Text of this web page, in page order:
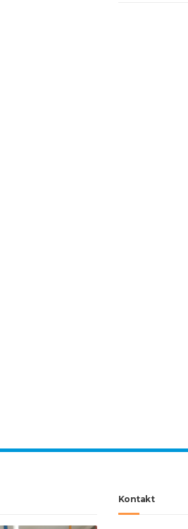
Kontakt